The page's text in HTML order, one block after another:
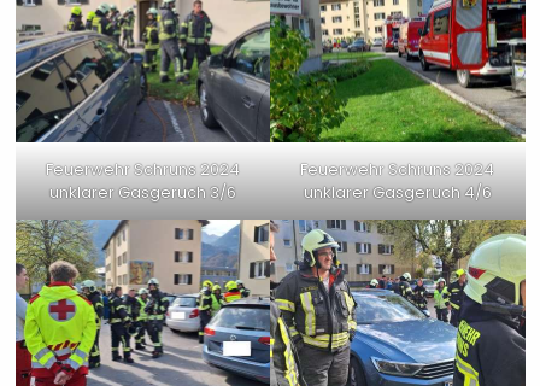
Feuerwehr Schruns 2024
unklarer Gasgeruch 3/6
Feuerwehr Schruns 2024
unklarer Gasgeruch 4/6